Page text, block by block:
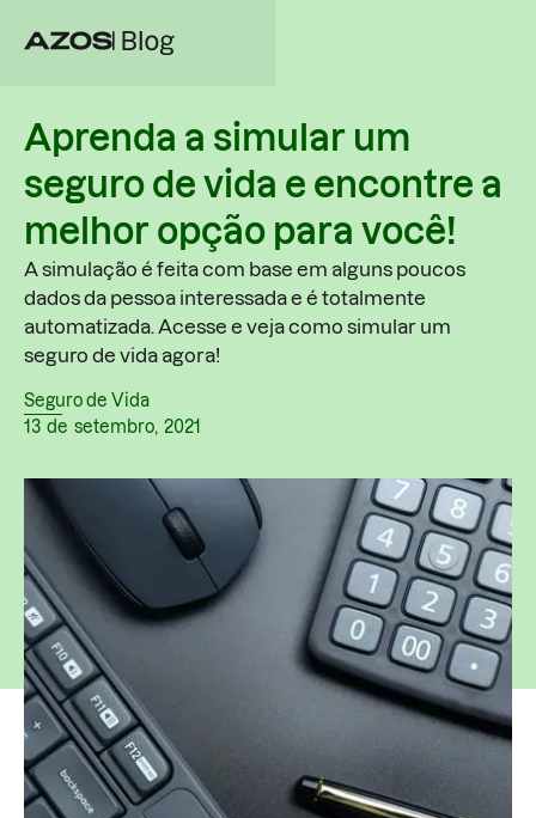
Aprenda a simular um
seguro de vida e encontre a
melhor opção para você!
A simulação é feita com base em alguns poucos
dados da pessoa interessada e é totalmente
automatizada. Acesse e veja como simular um
seguro de vida agora!
Seguro de Vida
13 de setembro, 2021